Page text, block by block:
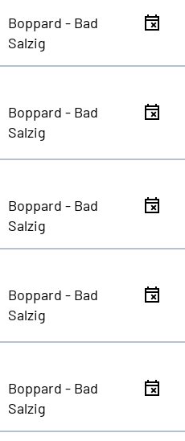
Boppard - Bad
Salzig
Boppard - Bad
Salzig
Boppard - Bad
Salzig
Boppard - Bad
Salzig
Boppard - Bad
Salzig